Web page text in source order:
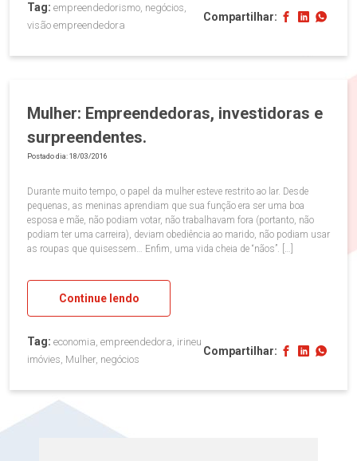
Tag: empreendedorismo, negócios,
visão empreendedora
Compartilhar:
Mulher: Empreendedoras, investidoras e
surpreendentes.
Postado dia: 18/03/2016
Durante muito tempo, o papel da mulher esteve restrito ao lar. Desde
pequenas, as meninas aprendiam que sua função era ser uma boa
esposa e mãe, não podiam votar, não trabalhavam fora (portanto, não
podiam ter uma carreira), deviam obediência ao marido, não podiam usar
as roupas que quisessem… Enfim, uma vida cheia de “nãos”. […]
Continue lendo
Tag: economia, empreendedora, irineu
imóvies, Mulher, negócios
Compartilhar: